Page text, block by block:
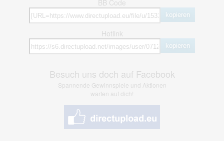
BB Code
kopieren
Hotlink
kopieren
Besuch uns doch auf Facebook
Spannende Gewinnspiele und Aktionen
warten auf dich!